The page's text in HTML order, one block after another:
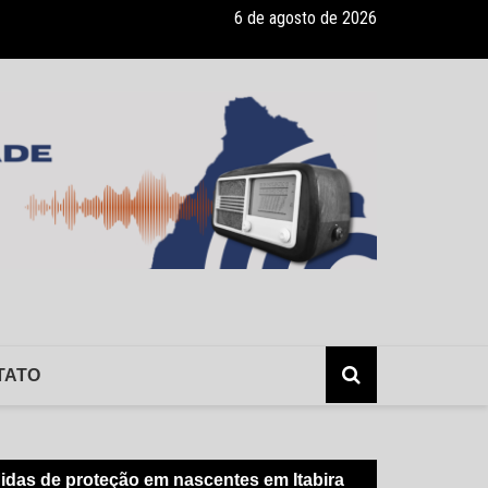
recebe pocket-show gratuito “A Bela e a Fera” na 16ª “Diversão
6 de agosto de 2026
de proteção em nascentes em Itabira